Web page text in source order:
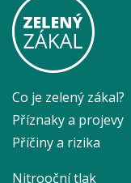
Co je zelený zákal?
Příznaky a projevy
Příčiny a rizika
Nitrooční tlak